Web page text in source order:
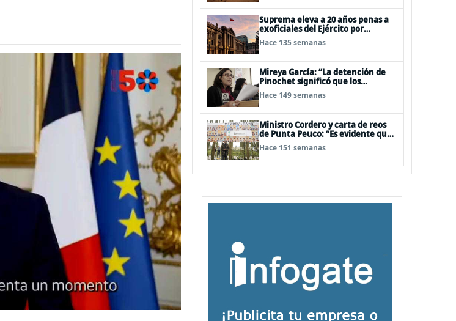
Suprema eleva a 20 años penas a
exoficiales del Ejército por
llamado caso "Quemados" Carmen
Gloria Quintana y Rodrigo Rojas
Hace 135 semanas
Mireya García: “La detención de
Pinochet significó que los
tribunales se pusieran en alerta y
dijeran ‘nosotros también
Hace 149 semanas
Ministro Cordero y carta de reos
de Punta Peuco: “Es evidente que
hay información en manos de esas
personas y sería conveniente que
Hace 151 semanas